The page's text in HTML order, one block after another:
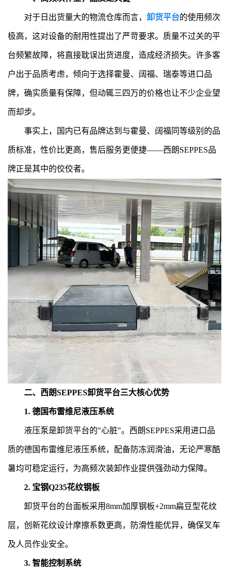
对于日出货量大的物流仓库而言， 卸货平台的使用频次
极高，这对设备的耐用性提出了严苛要求。质量不过关的平
台频繁故障，将直接耽误出货进度，造成经济损失。许多客
户出于品质考虑，倾向于选择霍曼、阔福、瑞泰等进口品
牌，确实质量有保障，但动辄三四万的价格也让不少企业望
而却步。
事实上，国内已有品牌达到与霍曼、阔福同等级别的品
质标准，性价比更高，售后服务更便捷——西朗SEPPES品
牌正是其中的佼佼者。
二、西朗SEPPES卸货平台三大核心优势
1. 德国布雷维尼液压系统
液压泵是卸货平台的"心脏"。西朗SEPPES采用进口品
质的德国布雷维尼液压系统，配备防冻润滑油，无论严寒酷
暑均可稳定运行，为高频次装卸作业提供强劲动力保障。
2. 宝钢Q235花纹钢板
卸货平台的台面板采用8mm加厚钢板+2mm扁豆型花纹
层，创新花纹设计摩擦系数更高，防滑性能优异，确保叉车
及人员作业安全。
3. 智能控制系统